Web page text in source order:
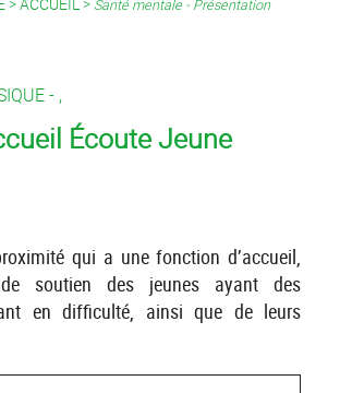
Santé mentale - Présentation
- ,
Écoute Jeune
qui a une fonction d’accueil,
soutien des jeunes ayant des
en difficulté, ainsi que de leurs